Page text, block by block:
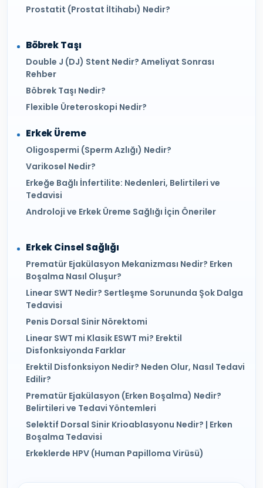
Prostatit (Prostat İltihabı) Nedir?
Böbrek Taşı
Double J (DJ) Stent Nedir? Ameliyat Sonrası
Rehber
Böbrek Taşı Nedir?
Flexible Üreteroskopi Nedir?
Erkek Üreme
Oligospermi (Sperm Azlığı) Nedir?
Varikosel Nedir?
Erkeğe Bağlı İnfertilite: Nedenleri, Belirtileri ve
Tedavisi
Androloji ve Erkek Üreme Sağlığı İçin Öneriler
Erkek Cinsel Sağlığı
Prematür Ejakülasyon Mekanizması Nedir? Erken
Boşalma Nasıl Oluşur?
Linear SWT Nedir? Sertleşme Sorununda Şok Dalga
Tedavisi
Penis Dorsal Sinir Nörektomi
Linear SWT mi Klasik ESWT mi? Erektil
Disfonksiyonda Farklar
Erektil Disfonksiyon Nedir? Neden Olur, Nasıl Tedavi
Edilir?
Prematür Ejakülasyon (Erken Boşalma) Nedir?
Belirtileri ve Tedavi Yöntemleri
Selektif Dorsal Sinir Krioablasyonu Nedir? | Erken
Boşalma Tedavisi
Erkeklerde HPV (Human Papilloma Virüsü)